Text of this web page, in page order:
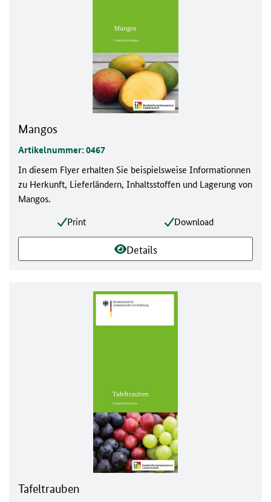
Mangos
Artikelnummer: 0467
In diesem Flyer erhalten Sie beispielsweise Informationnen
zu Herkunft, Lieferländern, Inhaltsstoffen und Lagerung von
Mangos.
Print
Download
Details
Tafeltrauben